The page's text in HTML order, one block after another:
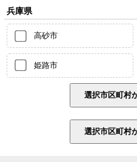
兵庫県
高砂市
姫路市